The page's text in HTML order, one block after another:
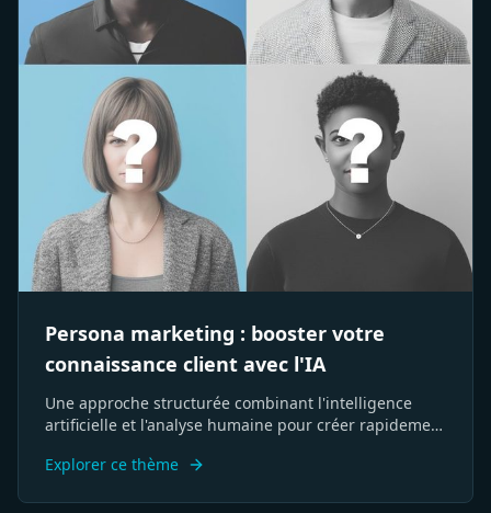
Persona marketing : booster votre
connaissance client avec l'IA
Une approche structurée combinant l'intelligence
artificielle et l'analyse humaine pour créer rapidement
Explorer ce thème